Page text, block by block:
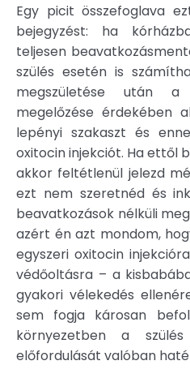
Egy picit összefoglava
bejegyzést: ha
teljesen
szülés esetén is
megszületése után
megelőzése érdekében
lepényi szakaszt és
oxitocin injekciót. Ha ettől
akkor feltétlenül jelezd
ezt nem szeretnéd és
beavatkozások nélküli
azért én azt mondom,
egyszeri oxitocin
védőoltásra – a
gyakori vélekedés
sem fogja károsan
környezetben a
előfordulását valóban